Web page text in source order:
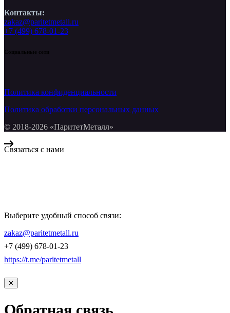
Контакты:
zakaz@paritetmetall.ru
+7 (499) 678-01-23
Социальные сети
Политика конфиденциальности
Политика обработки персональных данных
© 2018-2026 «ПаритетМеталл»
Связаться с нами
Выберите удобный способ связи:
zakaz@paritetmetall.ru
+7 (499) 678-01-23
https://t.me/paritetmetall
✕